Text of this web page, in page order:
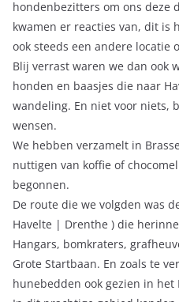
hondenbezitters om ons deze
kwamen er reacties van, dit is
ook steeds een andere locatie
Blij verrast waren we dan ook
honden en baasjes die naar
wandeling. En niet voor niets,
wensen.
We hebben verzamelt in
nuttigen van koffie of
begonnen.
De route die we volgden was
Havelte | Drenthe ) die
Hangars, bomkraters,
Grote Startbaan. En zoals te
hunebedden ook gezien in het